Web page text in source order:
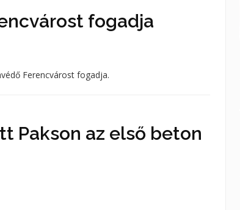
fogadja
Ferencvárost fogadja.
Pakson az első beton